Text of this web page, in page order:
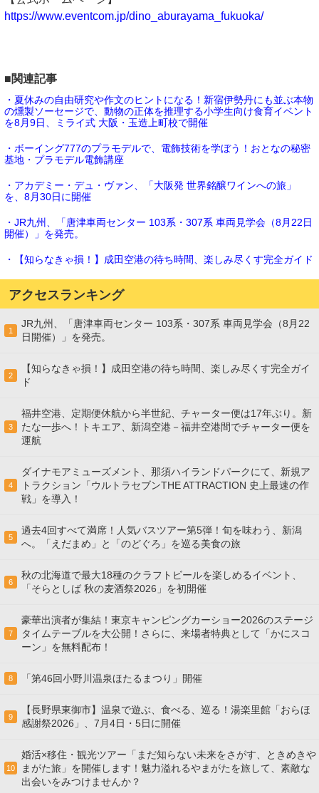
https://www.eventcom.jp/dino_aburayama_fukuoka/
■関連記事
・夏休みの自由研究や作文のヒントになる！新宿伊勢丹にも並ぶ本物
の燻製ソーセージで、動物の正体を推理する小学生向け食育イベント
を8月9日、ミライ式 大阪・玉造上町校で開催
・ボーイング777のプラモデルで、電飾技術を学ぼう！おとなの秘密
基地・プラモデル電飾講座
・アカデミー・デュ・ヴァン、「大阪発 世界銘醸ワインへの旅」
を、8月30日に開催
・JR九州、「唐津車両センター 103系・307系 車両見学会（8月22日
開催）」を発売。
・【知らなきゃ損！】成田空港の待ち時間、楽しみ尽くす完全ガイド
アクセスランキング
1
JR九州、「唐津車両センター 103系・307系 車両見学会（8月22
日開催）」を発売。
2
【知らなきゃ損！】成田空港の待ち時間、楽しみ尽くす完全ガイ
ド
3
福井空港、定期便休航から半世紀、チャーター便は17年ぶり。新
たな一歩へ！トキエア、新潟空港－福井空港間でチャーター便を
運航
4
ダイナモアミューズメント、那須ハイランドパークにて、新規ア
トラクション「ウルトラセブンTHE ATTRACTION 史上最速の作
戦」を導入！
5
過去4回すべて満席！人気バスツアー第5弾！旬を味わう、新潟
へ。「えだまめ」と「のどぐろ」を巡る美食の旅
6
秋の北海道で最大18種のクラフトビールを楽しめるイベント、
「そらとしば 秋の麦酒祭2026」を初開催
7
豪華出演者が集結！東京キャンピングカーショー2026のステージ
タイムテーブルを大公開！さらに、来場者特典として「かにスコ
ーン」を無料配布！
8 「第46回小野川温泉ほたるまつり」開催
9
【長野県東御市】温泉で遊ぶ、食べる、巡る！湯楽里館「おらほ
感謝祭2026」、7月4日・5日に開催
10
婚活×移住・観光ツアー「まだ知らない未来をさがす、ときめきや
まがた旅」を開催します！魅力溢れるやまがたを旅して、素敵な
出会いをみつけませんか？